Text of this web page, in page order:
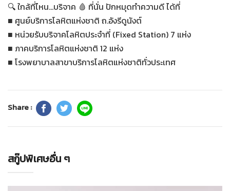
🔍 ใกล้ที่ไหน...บริจาค 🩸 ที่นั่น ปักหมุดทำความดี ได้ที่
■ ศูนย์บริการโลหิตแห่งชาติ ถ.อังรีดูนังต์
■ หน่วยรับบริจาคโลหิตประจำที่ (Fixed Station) 7 แห่ง
■ ภาคบริการโลหิตแห่งชาติ 12 แห่ง
■ โรงพยาบาลสาขาบริการโลหิตแห่งชาติทั่วประเทศ
Share :
สกู๊ปพิเศษอื่น ๆ